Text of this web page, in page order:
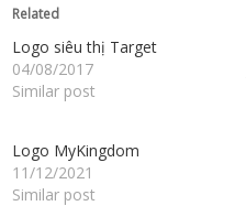
Related
Logo siêu thị Target
04/08/2017
Similar post
Logo MyKingdom
11/12/2021
Similar post